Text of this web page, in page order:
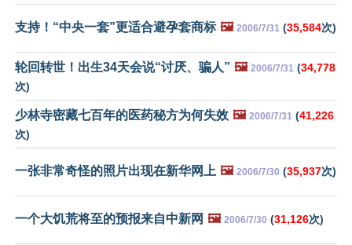
支持！“中央一套”更适合避孕套商标 🖼️ 2006/7/31 (35,584次)
轮回转世！出生34天会说“讨厌、骗人” 🖼️ 2006/7/31 (34,778
次)
少林寺密藏七百年的医药秘方为何失效 🖼️ 2006/7/31 (41,226
次)
一张非常奇怪的照片出现在新华网上 🖼️ 2006/7/30 (35,937次)
一个大饥荒将至的预报来自中新网 🖼️ 2006/7/30 (31,126次)